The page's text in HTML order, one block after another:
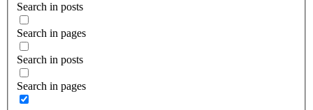
Search in posts
Search in pages
Search in posts
Search in pages